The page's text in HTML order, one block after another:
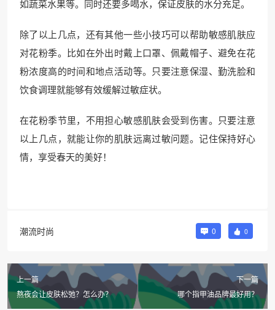
如蔬菜水果等。同时还要多喝水，保证皮肤的水分充足。
除了以上几点，还有其他一些小技巧可以帮助敏感肌肤应
对花粉季。比如在外出时戴上口罩、佩戴帽子、避免在花
粉浓度高的时间和地点活动等。只要注意保湿、勤洗脸和
饮食调理就能够有效缓解过敏症状。
在花粉季节里，不用担心敏感肌肤会受到伤害。只要注意
以上几点，就能让你的肌肤远离过敏问题。记住保持好心
情，享受春天的美好！
潮流时尚 0 0
上一篇
熬夜会让皮肤松弛？怎么办？
下一篇
哪个指甲油品牌最好用？